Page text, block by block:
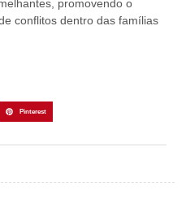
promovendo o
conflitos dentro das famílias
Pinterest